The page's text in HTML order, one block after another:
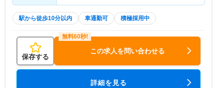
駅から徒歩10分以内 車通勤可 積極採用中
保存する
この求人を問い合わせる
詳細を見る